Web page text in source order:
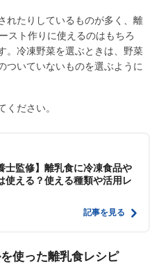
れたりしているものが多く、離
スト作りに使えるのはもちろ
。冷凍野菜を選ぶときは、野菜
ついていないものを選ぶように
ください。
士監修】離乳食に冷凍食品や
使える？使える種類や活用レ
記事を見る
使った離乳食レシピ